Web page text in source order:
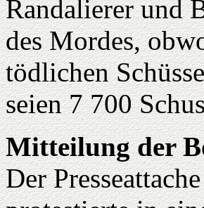
Randalierer und
des Mordes,
tödlichen
seien 7 700
Mitteilung der
Der